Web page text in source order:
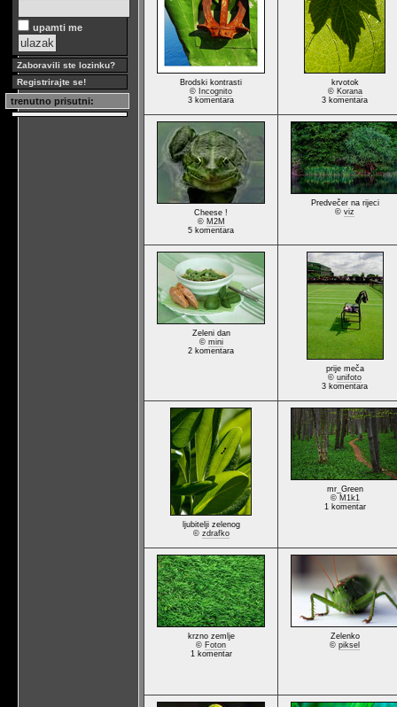
upamti me
Zaboravili ste lozinku?
Registrirajte se!
trenutno prisutni:
Brodski kontrasti
© Incognito
3 komentara
krvotok
© Korana
3 komentara
Cheese !
© M2M
5 komentara
Predvečer na rijeci
© viz
Zeleni dan
© mini
2 komentara
prije meča
© unifoto
3 komentara
ljubitelji zelenog
© zdrafko
mr_Green
© M1k1
1 komentar
krzno zemlje
© Foton
1 komentar
Zelenko
© piksel